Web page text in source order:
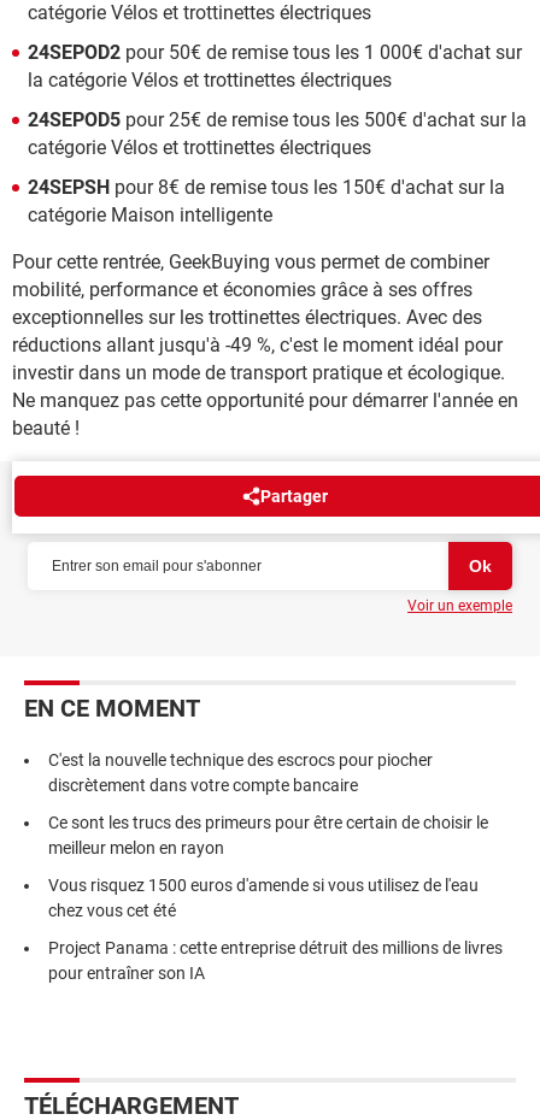
catégorie Vélos et trottinettes électriques
24SEPOD2 pour 50€ de remise tous les 1 000€ d'achat sur
la catégorie Vélos et trottinettes électriques
24SEPOD5 pour 25€ de remise tous les 500€ d'achat sur la
catégorie Vélos et trottinettes électriques
24SEPSH pour 8€ de remise tous les 150€ d'achat sur la
catégorie Maison intelligente
Pour cette rentrée, GeekBuying vous permet de combiner
mobilité, performance et économies grâce à ses offres
exceptionnelles sur les trottinettes électriques. Avec des
réductions allant jusqu'à -49 %, c'est le moment idéal pour
investir dans un mode de transport pratique et écologique.
Ne manquez pas cette opportunité pour démarrer l'année en
beauté !
Partager
NEWSLETTER
Voir un exemple
EN CE MOMENT
C'est la nouvelle technique des escrocs pour piocher
discrètement dans votre compte bancaire
Ce sont les trucs des primeurs pour être certain de choisir le
meilleur melon en rayon
Vous risquez 1500 euros d'amende si vous utilisez de l'eau
chez vous cet été
Project Panama : cette entreprise détruit des millions de livres
pour entraîner son IA
TÉLÉCHARGEMENT